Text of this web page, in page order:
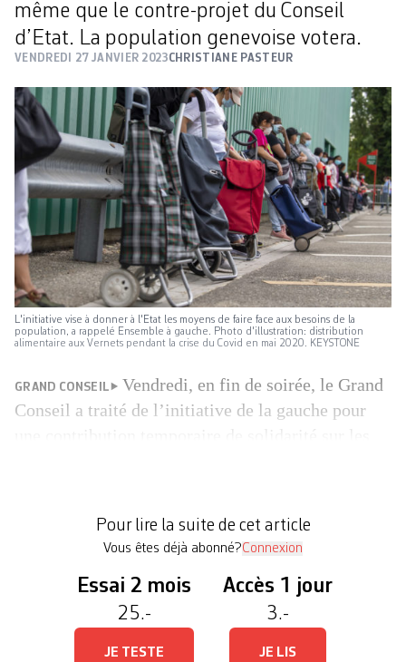
même que le contre-projet du Conseil
d’Etat. La population genevoise votera.
VENDREDI 27 JANVIER 2023CHRISTIANE PASTEUR
L'initiative vise à donner à l'Etat les moyens de faire face aux besoins de la
population, a rappelé Ensemble à gauche. Photo d'illustration: distribution
alimentaire aux Vernets pendant la crise du Covid en mai 2020. KEYSTONE
GRAND CONSEIL
Vendredi, en fin de soirée, le Grand
Conseil a traité de l’initiative de la gauche pour
solidaires de tout le pays. Si les dix […]
Pour lire la suite de cet article
Vous êtes déjà abonné?Connexion
Essai 2 mois
25.-
JE TESTE
Accès 1 jour
3.-
JE LIS